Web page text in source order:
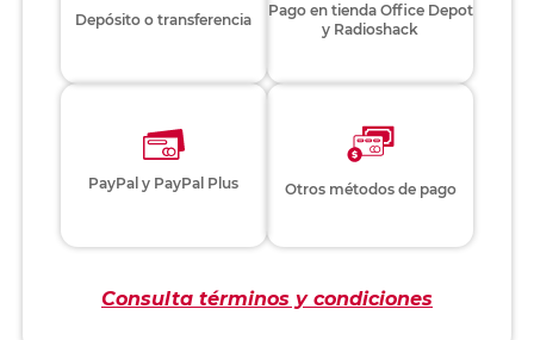
Depósito o transferencia
Pago en tienda Office Depot
y Radioshack
PayPal y PayPal Plus Otros métodos de pago
Consulta términos y condiciones